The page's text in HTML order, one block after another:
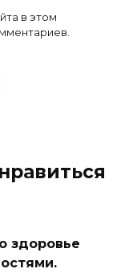
в этом
здоровье